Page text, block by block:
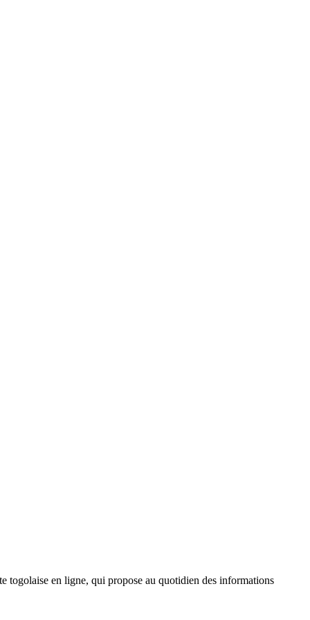
togolaise en ligne, qui propose au quotidien des informations